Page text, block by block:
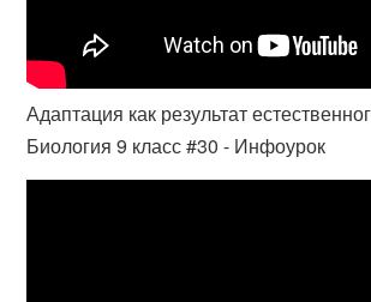
Адаптация как результат
Биология 9 класс #30 - Инфоурок